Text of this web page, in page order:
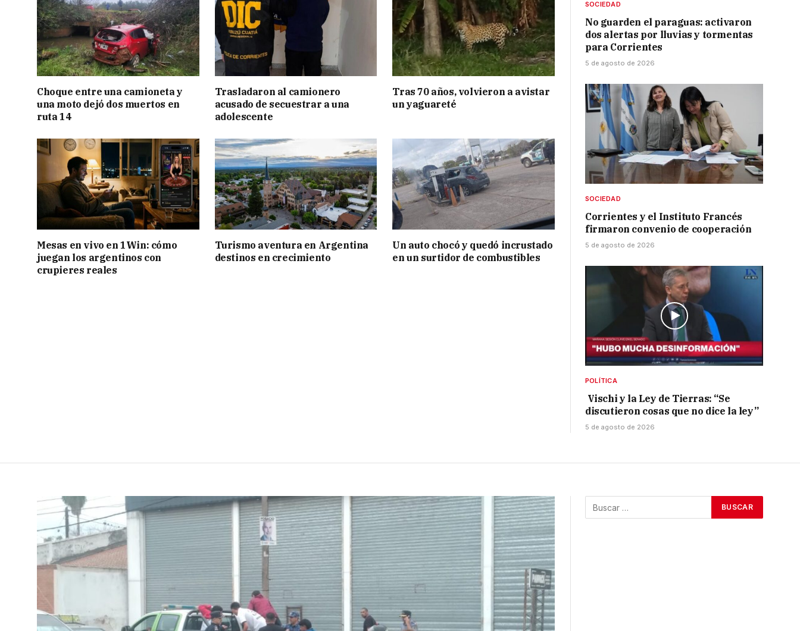
Choque entre una camioneta y
una moto dejó dos muertos en
ruta 14
Trasladaron al camionero
acusado de secuestrar a una
adolescente
Tras 70 años, volvieron a avistar
un yaguareté
Mesas en vivo en 1Win: cómo
juegan los argentinos con
crupieres reales
Turismo aventura en Argentina
destinos en crecimiento
Un auto chocó y quedó incrustado
en un surtidor de combustibles
SOCIEDAD
No guarden el paraguas: activaron
dos alertas por lluvias y tormentas
para Corrientes
5 de agosto de 2026
SOCIEDAD
Corrientes y el Instituto Francés
firmaron convenio de cooperación
5 de agosto de 2026
POLÍTICA
Vischi y la Ley de Tierras: “Se
discutieron cosas que no dice la ley”
5 de agosto de 2026